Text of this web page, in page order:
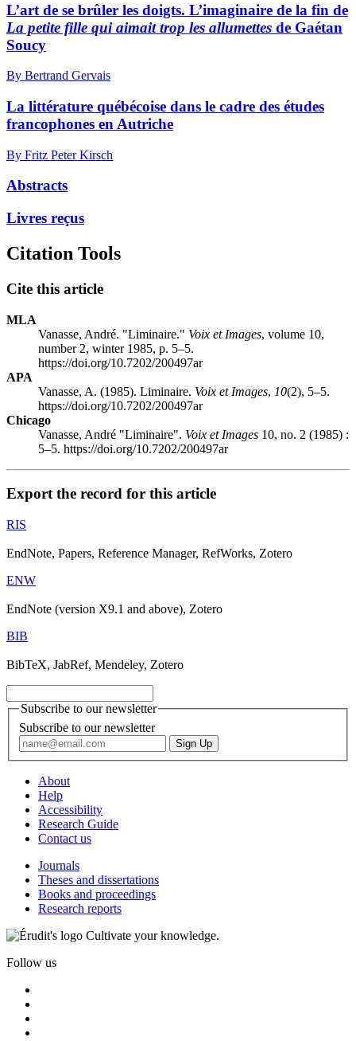
L’art de se brûler les doigts. L’imaginaire de la fin de
La petite fille qui aimait trop les allumettes de Gaétan
Soucy
By Bertrand Gervais
La littérature québécoise dans le cadre des études
francophones en Autriche
By Fritz Peter Kirsch
Abstracts
Livres reçus
Citation Tools
Cite this article
MLA
Vanasse, André. "Liminaire." Voix et Images, volume 10,
number 2, winter 1985, p. 5–5.
https://doi.org/10.7202/200497ar
APA
Vanasse, A. (1985). Liminaire. Voix et Images, 10(2), 5–5.
https://doi.org/10.7202/200497ar
Chicago
Vanasse, André "Liminaire". Voix et Images 10, no. 2 (1985) :
5–5. https://doi.org/10.7202/200497ar
Export the record for this article
RIS
EndNote, Papers, Reference Manager, RefWorks, Zotero
ENW
EndNote (version X9.1 and above), Zotero
BIB
BibTeX, JabRef, Mendeley, Zotero
Subscribe to our newsletter
Subscribe to our newsletter
About
Help
Accessibility
Research Guide
Contact us
Journals
Theses and dissertations
Books and proceedings
Research reports
Cultivate your knowledge.
Follow us